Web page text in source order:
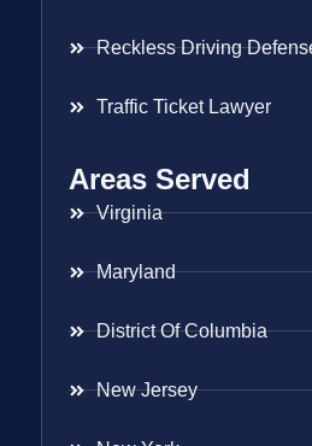
Reckless Driving
Traffic Ticket Lawyer
Areas Served
Virginia
Maryland
District Of Columbia
New Jersey